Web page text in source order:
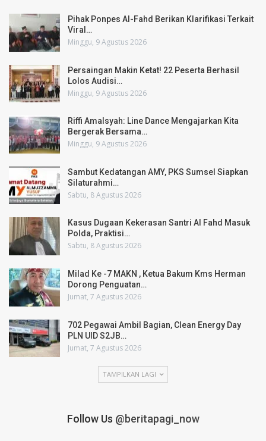
Pihak Ponpes Al-Fahd Berikan Klarifikasi Terkait
Viral…
Minggu, 9 Agustus 2026
Persaingan Makin Ketat! 22 Peserta Berhasil
Lolos Audisi…
Minggu, 9 Agustus 2026
Riffi Amalsyah: Line Dance Mengajarkan Kita
Bergerak Bersama…
Minggu, 9 Agustus 2026
Sambut Kedatangan AMY, PKS Sumsel Siapkan
Silaturahmi…
Sabtu, 8 Agustus 2026
Kasus Dugaan Kekerasan Santri Al Fahd Masuk
Polda, Praktisi…
Sabtu, 8 Agustus 2026
Milad Ke -7 MAKN , Ketua Bakum Kms Herman
Dorong Penguatan…
Jumat, 7 Agustus 2026
702 Pegawai Ambil Bagian, Clean Energy Day
PLN UID S2JB…
Jumat, 7 Agustus 2026
TAMPILKAN LAGI
Follow Us @beritapagi_now